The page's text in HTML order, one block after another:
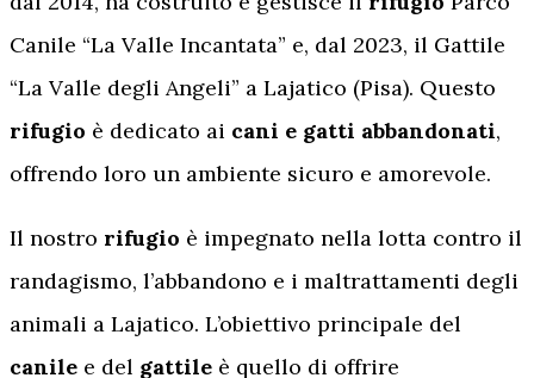
Canile “La Valle Incantata” e, dal 2023, il Gattile
“La Valle degli Angeli” a Lajatico (Pisa). Questo
rifugio è dedicato ai cani e gatti abbandonati,
offrendo loro un ambiente sicuro e amorevole.
Il nostro rifugio è impegnato nella lotta contro il
randagismo, l’abbandono e i maltrattamenti degli
animali a Lajatico. L’obiettivo principale del
canile e del gattile è quello di offrire